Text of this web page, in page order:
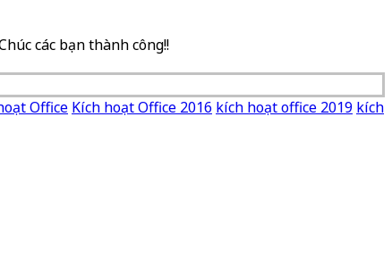
các bạn thành công!!
Office Kích hoạt Office 2016 kích hoạt office 2019 kích